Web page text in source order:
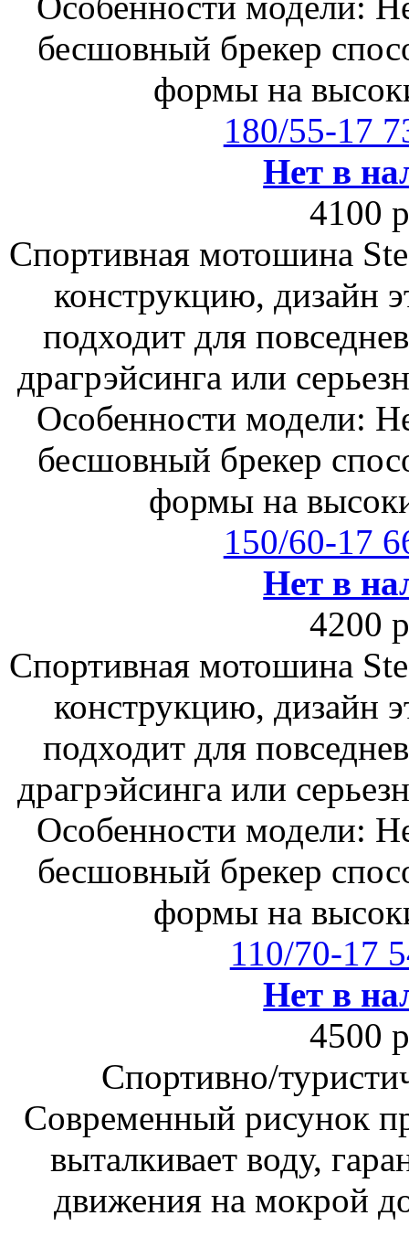
бесшовный брекер
формы на
180/55-17
Нет в
4100
Спортивная мотошина
конструкцию, дизайн
подходит для
драгрэйсинга или
Особенности модели:
бесшовный брекер
формы на
150/60-17
Нет в
4200
Спортивная мотошина
конструкцию, дизайн
подходит для
драгрэйсинга или
Особенности модели:
бесшовный брекер
формы на
110/70-17
Нет в
4500
Спортивно/
Современный рисунок
выталкивает воду,
движения на мокрой